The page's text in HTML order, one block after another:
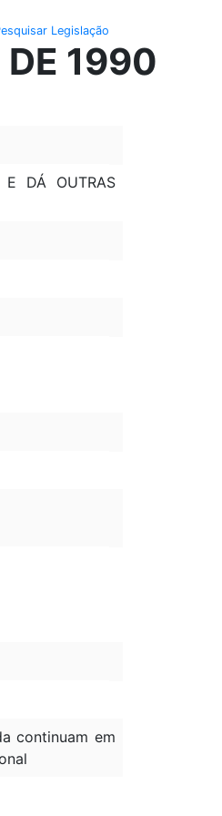
Legislação
DE 1990
E DÁ OUTRAS
continuam em